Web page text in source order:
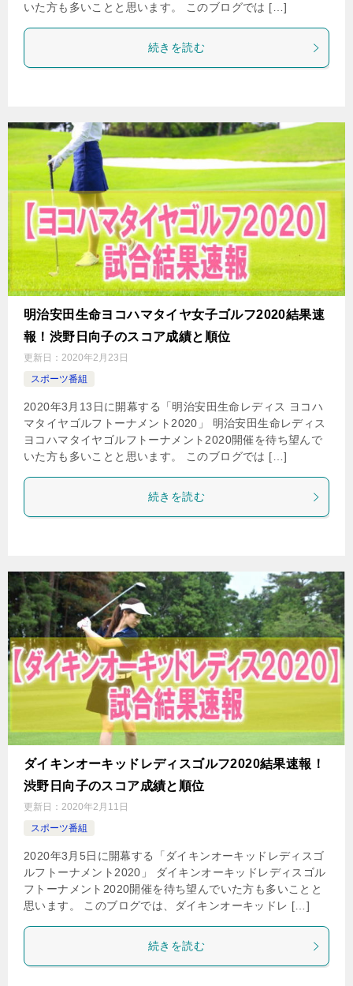
いた方も多いことと思います。 このブログでは […]
続きを読む
明治安田生命ヨコハマタイヤ女子ゴルフ2020結果速
報！渋野日向子のスコア成績と順位
更新日： 2020年2月23日
スポーツ番組
2020年3月13日に開幕する「明治安田生命レディス ヨコハ
マタイヤゴルフトーナメント2020」 明治安田生命レディス
ヨコハマタイヤゴルフトーナメント2020開催を待ち望んで
いた方も多いことと思います。 このブログでは […]
続きを読む
ダイキンオーキッドレディスゴルフ2020結果速報！
渋野日向子のスコア成績と順位
更新日： 2020年2月11日
スポーツ番組
2020年3月5日に開幕する「ダイキンオーキッドレディスゴ
ルフトーナメント2020」 ダイキンオーキッドレディスゴル
フトーナメント2020開催を待ち望んでいた方も多いことと
思います。 このブログでは、ダイキンオーキッドレ […]
続きを読む